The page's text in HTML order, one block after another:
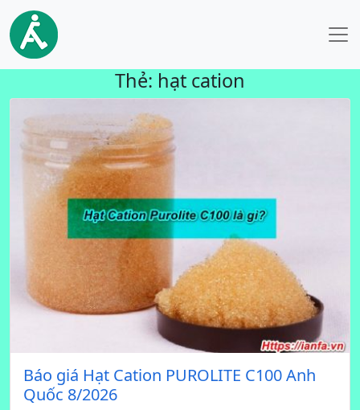
Thẻ: hạt cation
Báo giá Hạt Cation PUROLITE C100 Anh
Quốc 8/2026